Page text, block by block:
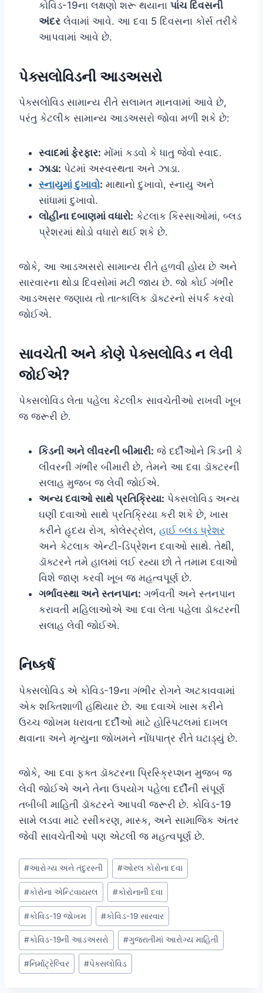
કોવિડ-19ના લક્ષણો શરૂ થયાના પાંચ દિવસની
અંદર લેવામાં આવે. આ દવા 5 દિવસના કોર્સ તરીકે
આપવામાં આવે છે.
પેક્સલોવિડની આડઅસરો
પેક્સલોવિડ સામાન્ય રીતે સલામત માનવામાં આવે છે,
પરંતુ કેટલીક સામાન્ય આડઅસરો જોવા મળી શકે છે:
સ્વાદમાં ફેરફાર: મોંમાં કડવો કે ધાતુ જેવો સ્વાદ.
ઝાડા: પેટમાં અસ્વસ્થતા અને ઝાડા.
સ્નાયુમાં દુખાવો: માથાનો દુખાવો, સ્નાયુ અને
સાંધામાં દુખાવો.
લોહીના દબાણમાં વધારો: કેટલાક કિસ્સાઓમાં, બ્લડ
પ્રેશરમાં થોડો વધારો થઈ શકે છે.
જોકે, આ આડઅસરો સામાન્ય રીતે હળવી હોય છે અને
સારવારના થોડા દિવસોમાં મટી જાય છે. જો કોઈ ગંભીર
આડઅસર જણાય તો તાત્કાલિક ડૉક્ટરનો સંપર્ક કરવો
જોઈએ.
સાવચેતી અને કોણે પેક્સલોવિડ ન લેવી
જોઈએ?
પેક્સલોવિડ લેતા પહેલા કેટલીક સાવચેતીઓ રાખવી ખૂબ
જ જરૂરી છે.
કિડની અને લીવરની બીમારી: જે દર્દીઓને કિડની કે
લીવરની ગંભીર બીમારી છે, તેમને આ દવા ડૉક્ટરની
સલાહ મુજબ જ લેવી જોઈએ.
અન્ય દવાઓ સાથે પ્રતિક્રિયા: પેક્સલોવિડ અન્ય
ઘણી દવાઓ સાથે પ્રતિક્રિયા કરી શકે છે, ખાસ
કરીને હૃદય રોગ, કોલેસ્ટ્રોલ, હાઈ બ્લડ પ્રેશર
અને કેટલાક એન્ટી-ડિપ્રેશન દવાઓ સાથે. તેથી,
ડૉક્ટરને તમે હાલમાં લઈ રહ્યા છો તે તમામ દવાઓ
વિશે જાણ કરવી ખૂબ જ મહત્વપૂર્ણ છે.
ગર્ભાવસ્થા અને સ્તનપાન: ગર્ભવતી અને સ્તનપાન
કરાવતી મહિલાઓએ આ દવા લેતા પહેલા ડૉક્ટરની
સલાહ લેવી જોઈએ.
નિષ્કર્ષ
પેક્સલોવિડ એ કોવિડ-19ના ગંભીર રોગને અટકાવવામાં
એક શક્તિશાળી હથિયાર છે. આ દવાએ ખાસ કરીને
ઉચ્ચ જોખમ ધરાવતા દર્દીઓ માટે હોસ્પિટલમાં દાખલ
થવાના અને મૃત્યુના જોખમને નોંધપાત્ર રીતે ઘટાડ્યું છે.
જોકે, આ દવા ફક્ત ડૉક્ટરના પ્રિસ્ક્રિપ્શન મુજબ જ
લેવી જોઈએ અને તેના ઉપયોગ પહેલા દર્દીની સંપૂર્ણ
તબીબી માહિતી ડૉક્ટરને આપવી જરૂરી છે. કોવિડ-19
સામે લડવા માટે રસીકરણ, માસ્ક, અને સામાજિક અંતર
જેવી સાવચેતીઓ પણ એટલી જ મહત્વપૂર્ણ છે.
Post
Tags:
#આરોગ્ય અને તંદુરસ્તી #ઓરલ કોરોના દવા
#કોરોના એન્ટિવાયરલ #કોરોનાની દવા
#કોવિડ-19 જોખમ #કોવિડ-19 સારવાર
#કોવિડ-19ની આડઅસરો #ગુજરાતીમાં આરોગ્ય માહિતી
#નિર્માટ્રેલ્વિર #પેક્સલોવિડ